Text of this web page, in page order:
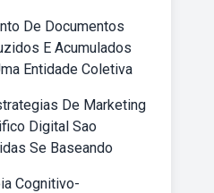
De Documentos
E Acumulados
Entidade Coletiva
De Marketing
Digital Sao
Se Baseando
Cognitivo-